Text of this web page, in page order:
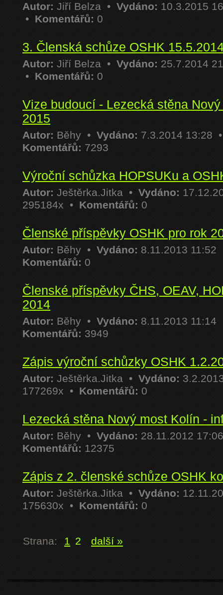
Autor: Jiří Belza• Vydáno: 10.3.2015
• Komentářů: 0
3. Členská schůze OSHK
Autor: Jiří Belza• Vydáno: 25.7.2014
• Komentářů: 0
Vize budoucí - Lezecká stěna
2015
Autor: Běhy • Vydáno: 7.3.2014 13:28
Komentářů: 7293
Výroční schůzka HOPSUKu a
Autor: Ještěrka.Jitka • Vydáno:
295184x • Komentářů: 0
Členské příspěvky OSHK pro rok
Autor: Běhy • Vydáno: 8.11.2013
Komentářů: 0
Členské příspěvky ČHS, OEAV,
2014
Autor: Běhy • Vydáno: 8.11.2013
Komentářů: 3949
Zápis výroční schůzky OSHK
Autor: Ještěrka.Jitka • Vydáno:
177269x • Komentářů: 0
Lezecká stěna Nový most Kolín -
Autor: Běhy • Vydáno: 28.11.2012
Komentářů: 12375
Zápis z 2. členské schůze OSHK
Autor: Ještěrka.Jitka • Vydáno:
175630x • Komentářů: 0
Strana: 1 2 další »